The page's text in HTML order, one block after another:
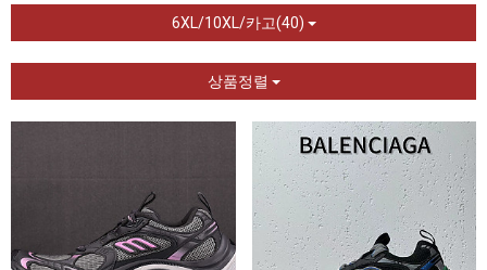
6XL/10XL/카고(40)
상품정렬